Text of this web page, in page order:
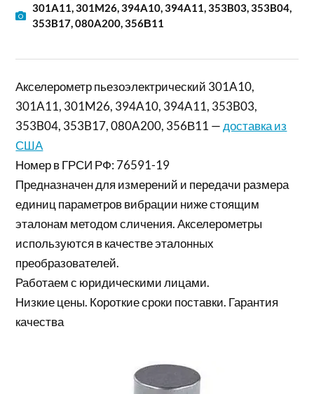
301A11, 301M26, 394A10, 394A11, 353B03, 353B04,
353B17, 080A200, 356В11
Акселерометр пьезоэлектрический 301A10,
301A11, 301M26, 394A10, 394A11, 353B03,
353B04, 353B17, 080A200, 356В11 — доставка из
США
Номер в ГРСИ РФ: 76591-19
Предназначен для измерений и передачи размера
единиц параметров вибрации ниже стоящим
эталонам методом сличения. Акселерометры
используются в качестве эталонных
преобразователей.
Работаем с юридическими лицами.
Низкие цены. Короткие сроки поставки. Гарантия
качества